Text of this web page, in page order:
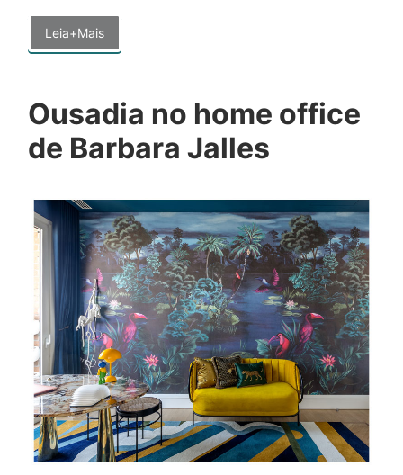
Leia+Mais
Ousadia no home office
de Barbara Jalles